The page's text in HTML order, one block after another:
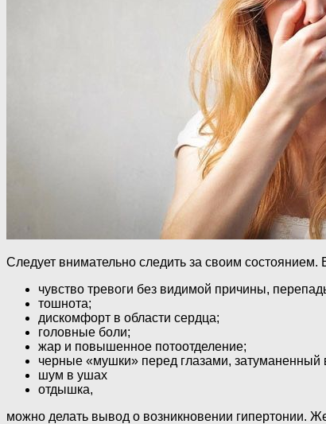
Следует внимательно следить за своим состоянием.
чувство тревоги без видимой причины,
тошнота;
дискомфорт в области сердца;
головные боли;
жар и повышенное потоотделение;
черные «мушки» перед глазами, затуманенный
шум в ушах
отдышка,
можно делать вывод о возникновении гипертонии.